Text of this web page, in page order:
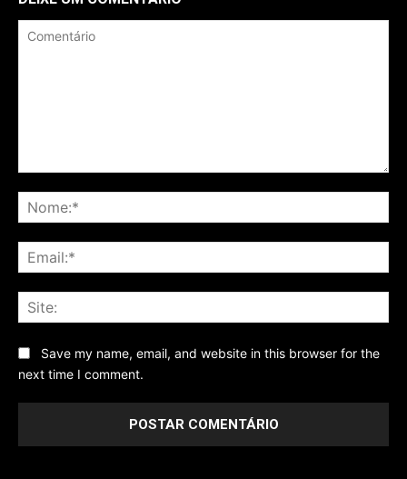
Save my name, email, and website in this browser for the
next time I comment.